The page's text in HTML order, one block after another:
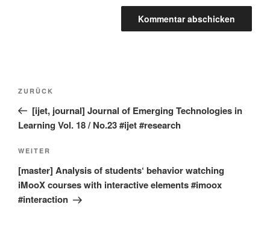
Beitragsnavigation
Vorheriger
Beitrag
ZURÜCK
[ijet, journal] Journal of Emerging Technologies in
Learning Vol. 18 / No.23 #ijet #research
Nächster
Beitrag
WEITER
[master] Analysis of students‘ behavior watching
iMooX courses with interactive elements #imoox
#interaction